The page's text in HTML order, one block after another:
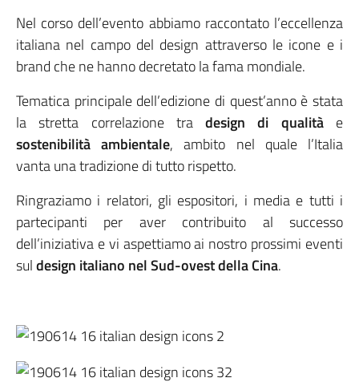
Nel corso dell’evento abbiamo raccontato l’eccellenza
italiana nel campo del design attraverso le icone e i
brand che ne hanno decretato la fama mondiale.
Tematica principale dell’edizione di quest’anno è stata
la stretta correlazione tradesign di qualitàe
sostenibilità ambientale, ambito nel quale l’Italia
vanta una tradizione di tutto rispetto.
Ringraziamo i relatori, gli espositori, i media e tutti i
partecipanti per aver contribuito al successo
dell’iniziativa e vi aspettiamo ai nostro prossimi eventi
suldesign italiano nel Sud-ovest della Cina.